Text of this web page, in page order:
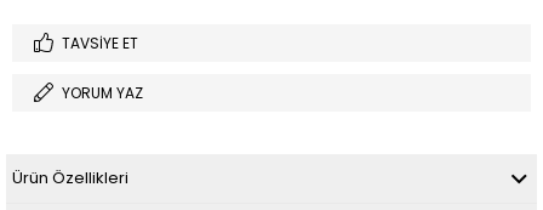
TAVSIYE ET
YORUM YAZ
Ürün Özellikleri